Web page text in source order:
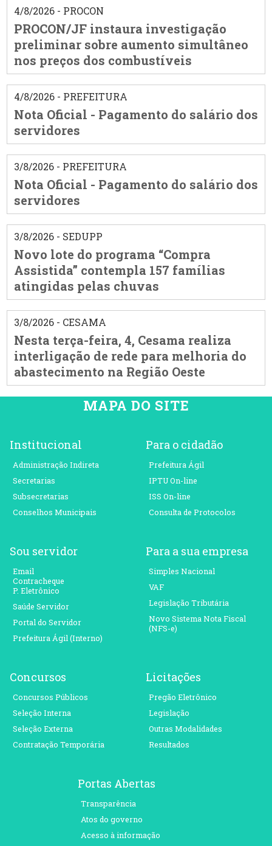
4/8/2026 - PROCON
PROCON/JF instaura investigação
preliminar sobre aumento simultâneo
nos preços dos combustíveis
4/8/2026 - PREFEITURA
Nota Oficial - Pagamento do salário dos
servidores
3/8/2026 - PREFEITURA
Nota Oficial - Pagamento do salário dos
servidores
3/8/2026 - SEDUPP
Novo lote do programa “Compra
Assistida” contempla 157 famílias
atingidas pelas chuvas
3/8/2026 - CESAMA
Nesta terça-feira, 4, Cesama realiza
interligação de rede para melhoria do
abastecimento na Região Oeste
MAPA DO SITE
Institucional
Administração Indireta
Secretarias
Subsecretarias
Conselhos Municipais
Para o cidadão
Prefeitura Ágil
IPTU On-line
ISS On-line
Consulta de Protocolos
Sou servidor
Email
Contracheque
P. Eletrônico
Saúde Servidor
Portal do Servidor
Prefeitura Ágil (Interno)
Para a sua empresa
Simples Nacional
VAF
Legislação Tributária
Novo Sistema Nota Fiscal
(NFS-e)
Concursos
Concursos Públicos
Seleção Interna
Seleção Externa
Contratação Temporária
Licitações
Pregão Eletrônico
Legislação
Outras Modalidades
Resultados
Portas Abertas
Transparência
Atos do governo
Acesso à informação